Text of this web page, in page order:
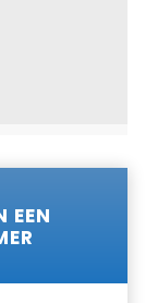
EEN